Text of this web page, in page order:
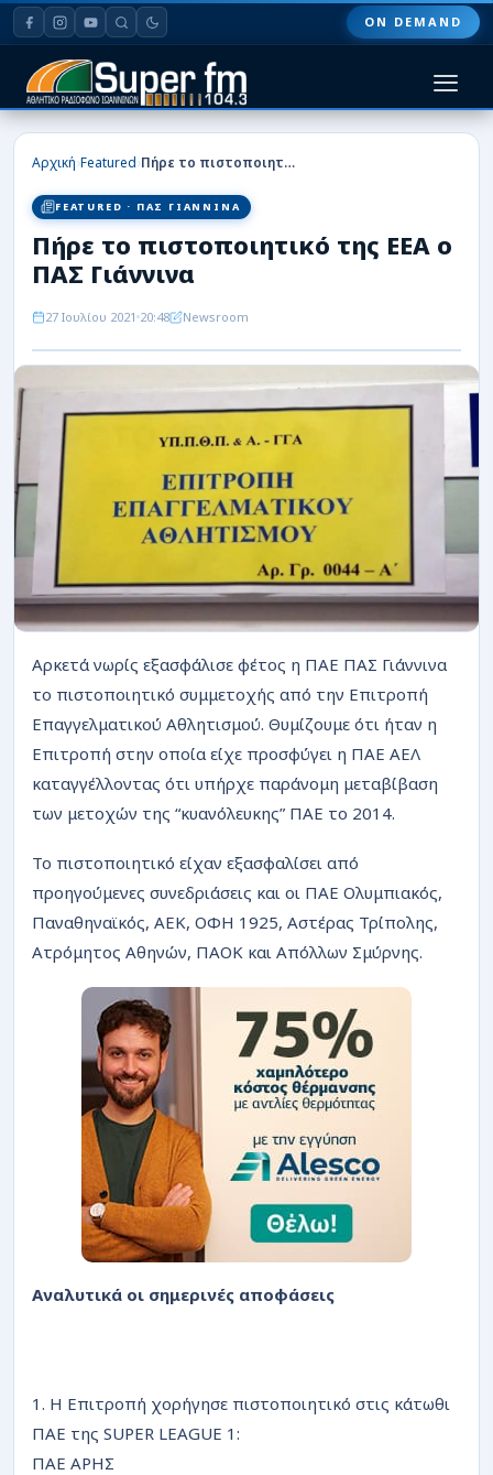
ON DEMAND
HOME
ΠΟΔΟΣΦΑΙΡΟ
ΑΡΘΡΟΓΡΑΦΙΕΣ
ΡΟΗ
Αρχική›Featured› Πήρε το πιστοποιητικό της ΕΕΑ ο ΠΑΣ Γιάννινα
FEATURED · ΠΑΣ ΓΙΑΝΝΙΝΑ
Πήρε το πιστοποιητικό της ΕΕΑ ο
ΠΑΣ Γιάννινα
27 Ιουλίου 2021 20:48 Newsroom
Αρκετά νωρίς εξασφάλισε φέτος η ΠΑΕ ΠΑΣ Γιάννινα
το πιστοποιητικό συμμετοχής από την Επιτροπή
Επαγγελματικού Αθλητισμού. Θυμίζουμε ότι ήταν η
Επιτροπή στην οποία είχε προσφύγει η ΠΑΕ ΑΕΛ
καταγγέλλοντας ότι υπήρχε παράνομη μεταβίβαση
των μετοχών της “κυανόλευκης” ΠΑΕ το 2014.
Το πιστοποιητικό είχαν εξασφαλίσει από
προηγούμενες συνεδριάσεις και οι ΠΑΕ Ολυμπιακός,
Παναθηναϊκός, ΑΕΚ, ΟΦΗ 1925, Αστέρας Τρίπολης,
Ατρόμητος Αθηνών, ΠΑΟΚ και Απόλλων Σμύρνης.
Αναλυτικά οι σημερινές αποφάσεις
1. Η Επιτροπή χορήγησε πιστοποιητικό στις κάτωθι
ΠΑΕ της SUPER LEAGUE 1:
ΠΑΕ ΑΡΗΣ